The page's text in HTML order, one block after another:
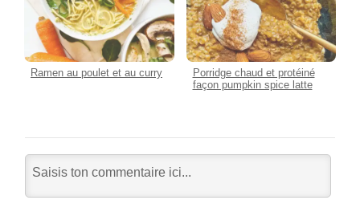
Ramen au poulet et au curry
Porridge chaud et protéiné
façon pumpkin spice latte